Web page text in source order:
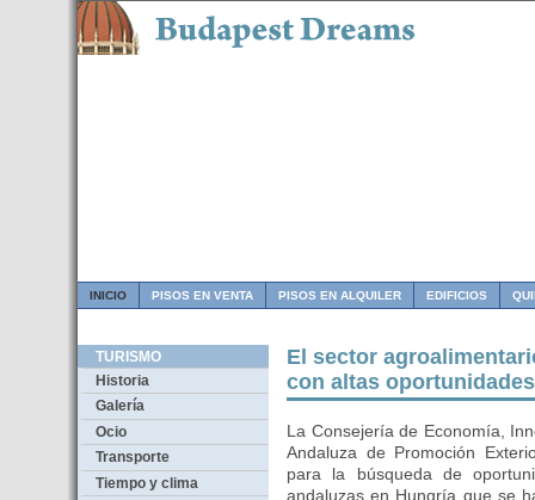
INICIO PISOS EN VENTA PISOS EN ALQUILER EDIFICIOS
TURISMO
Historia
Galería
Ocio
Transporte
Tiempo y clima
El sector
con altas
La Consejería de Economía,
Andaluza de Promoción
para la búsqueda de
andaluzas en Hungría que se